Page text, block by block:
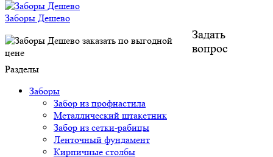
Заборы Дешево
Задать
вопрос
Разделы
Заборы
Забор из профнастила
Металлический штакетник
Забор из сетки-рабицы
Ленточный фундамент
Кирпичные столбы